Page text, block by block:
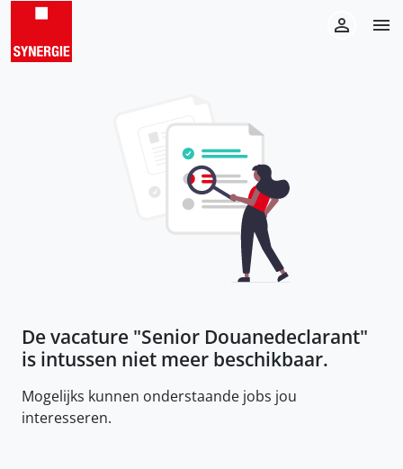
De vacature "Senior Douanedeclarant"
is intussen niet meer beschikbaar.
Mogelijks kunnen onderstaande jobs jou
interesseren.